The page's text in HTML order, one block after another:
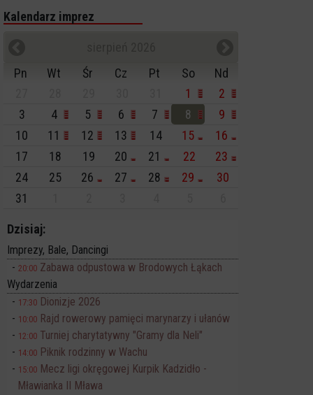
Kalendarz imprez
Pn
Wt Śr Cz Pt So
Nd
1
2
3
4 5 6 7 8
9
10
11 12 13 14 15
16
17
18 19 20 21 22
23
24
25 26 27 28 29
30
31
Dzisiaj:
Imprezy, Bale, Dancingi
20:00 Zabawa odpustowa w Brodowych Łąkach
Wydarzenia
17:30 Dionizje 2026
10:00 Rajd rowerowy pamięci marynarzy i ułanów
12:00 Turniej charytatywny "Gramy dla Neli"
14:00 Piknik rodzinny w Wachu
15:00 Mecz ligi okręgowej Kurpik Kadzidło -
Mławianka II Mława